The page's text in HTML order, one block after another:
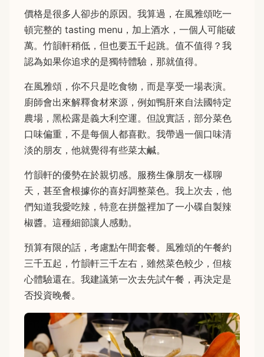
價格是很多人卻步的原因。我算過，在風雅頌吃一
頓完整的 tasting menu，加上酒水，一個人可能破
萬。竹韻軒稍低，但也要五千起跳。值不值得？我
認為如果你追求的是獨特體驗，那就值得。
在風雅頌，你不只是吃食物，而是享受一場表演。
廚師會出來解釋食材來源，例如鴨肝來自法國特定
農場，黑松露是義大利空運。但說實話，部分菜色
口味偏重，不是每個人都喜歡。我帶過一個口味清
淡的朋友，他就覺得有些菜太鹹。
竹韻軒的優勢在於親切感。服務生像朋友一樣聊
天，甚至會根據你的喜好調整菜色。我上次去，他
們知道我愛吃辣，特意在拼盤裡加了一小碟自製辣
椒醬。這種細節讓人感動。
預算有限的話，考慮點午間套餐。風雅頌的午餐約
三千五起，竹韻軒三千左右，雖然菜色較少，但核
心體驗還在。我建議第一次去先試午餐，再決定是
否投資晚餐。